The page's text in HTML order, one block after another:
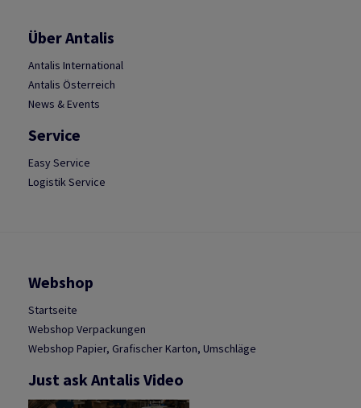
Über Antalis
Antalis International
Antalis Österreich
News & Events
Service
Easy Service
Logistik Service
Webshop
Startseite
Webshop Verpackungen
Webshop Papier, Grafischer Karton, Umschläge
Just ask Antalis Video